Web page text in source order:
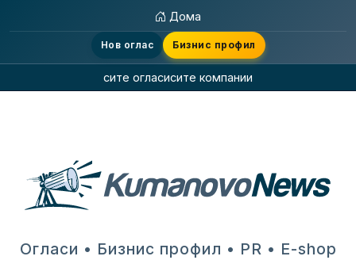
Дома
Нов оглас Бизнис профил
сите огласисите компании
Огласи • Бизнис профил • PR • E-shop